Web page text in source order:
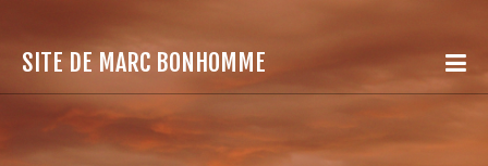
SITE DE MARC BONHOMME